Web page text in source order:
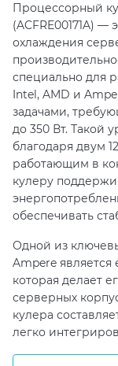
Процессорный
(ACFRE00171A)
охлаждения
специально для
Intel, AMD и
задачами,
до 350 Вт. Такой
благодаря двум
работающим в
кулеру
обеспечивать
Одной из
Ampere является
которая делает
серверных
кулера
легко